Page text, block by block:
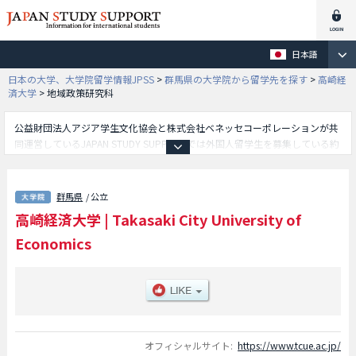
日本語
日本の大学、大学院留学情報JPSS >群馬県の大学院から留学先を探す >高崎経
済大学 >地域政策研究科
公益財団法人アジア学生文化協会と株式会社ベネッセコーポレーションが共
同運営しているJAPAN STUDY SUPPORTでは外国人留学生を募集している約
や経済・経営研究科等、研究科別情報や、募集定員や合格者数など入試情
報、施設案内、アクセスなど外国人留学生に必要な情報を掲載しているので
是非ご利用ください。
群馬県 / 公立
高崎経済大学 | Takasaki City University of
Economics
オフィシャルサイト: https://www.tcue.ac.jp/